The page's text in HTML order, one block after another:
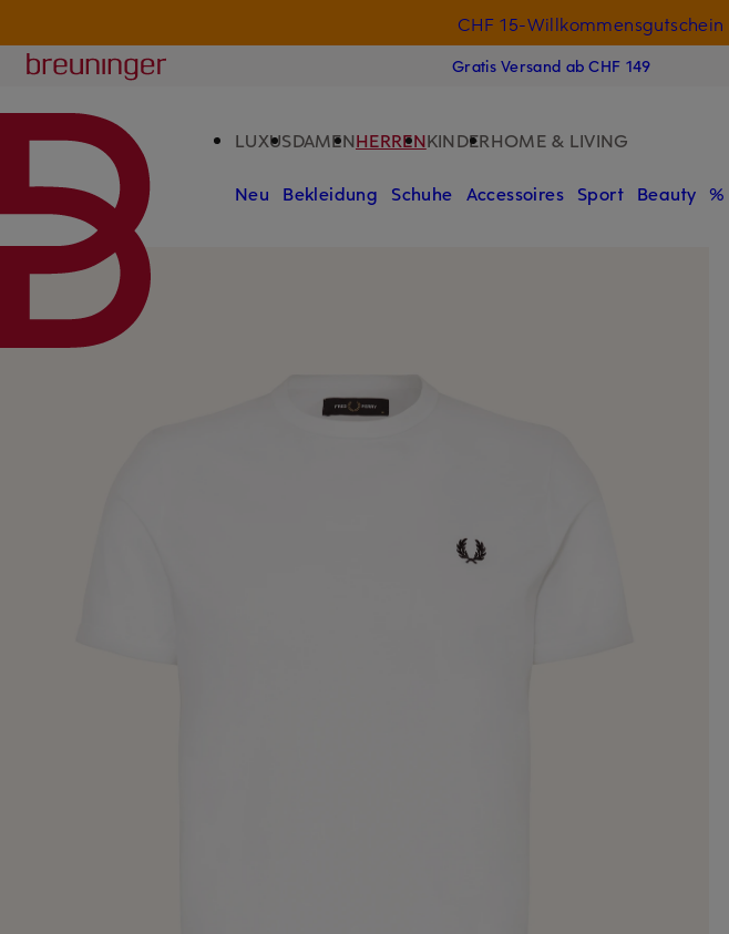
CHF 15-
Breuninger
Gratis Versand ab CHF 149
LUXUSDAMENHERRENKINDERHOME & LIVING
Neu Bekleidung Schuhe Accessoires Sport Beauty